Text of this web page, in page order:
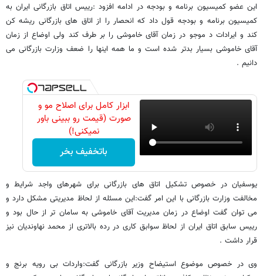
این عضو کمیسیون برنامه و بودجه در ادامه افزود :رییس اتاق بازرگانی ایران به
کمیسیون برنامه و بودجه قول داد که انحصار را از اتاق های بازرگانی ریشه کن
کند و ایرادات د موجو در زمان آقای خاموشی را بر طرف کند ولی اوضاع از زمان
آقای خاموشی بسیار بدتر شده است و ما همه اینها را ضعف وزارت بازرگانی می
دانیم .
ابزار کامل برای اصلاح مو و
صورت (قیمت رو ببینی باور
نمیکنی!)
باتخفیف بخر
یوسفیان در خصوص تشکیل اتاق های بازرگانی برای شهرهای واجد شرایط و
مخالفت وزارت بازرگانی با این امر گفت:این مسئله از لحاظ مدیریتی مشکل دارد و
می توان گفت اوضاع در زمان مدیریت آقای خاموشی به سامان تر از حال بود و
رییس سابق اتاق ایران از لحاظ سوابق کاری در رده بالاتری از محمد نهاوندیان نیز
قرار داشت .
وی در خصوص موضوع استیضاح وزیر بازرگانی گفت:واردات بی رویه برنج و